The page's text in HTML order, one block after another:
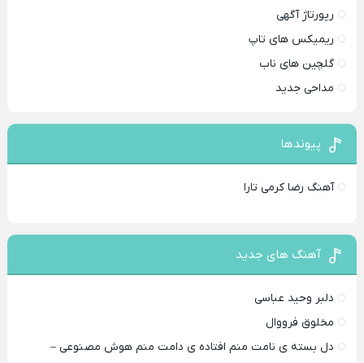
رپورتاژ آگهی
ریمیکس های تاپ
گلچین های ناب
مداحی جدید
پیوندها
آهنگ رضا کرمی تارا
آهنگ های جدید
دلبر وحید عباسی
مخلوق فرووال
دل بسته ی نامت منم افتاده ی دامت منم هوش مصنوعی –